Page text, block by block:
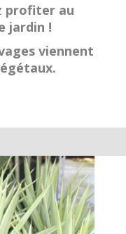
profiter au
jardin !
viennent